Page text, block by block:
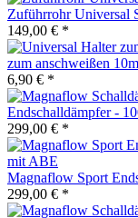
Zuführrohr Universal
149,00 € *
zum anschweißen
6,90 € *
Endschalldämpfer -
299,00 € *
Magnaflow Sport
299,00 € *